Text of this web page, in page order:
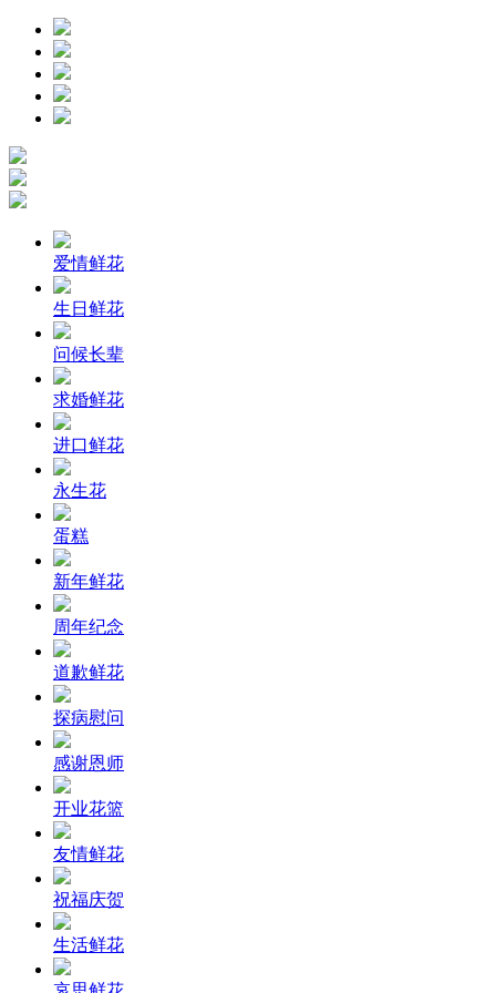
爱情鲜花
生日鲜花
问候长辈
求婚鲜花
进口鲜花
永生花
蛋糕
新年鲜花
周年纪念
道歉鲜花
探病慰问
感谢恩师
开业花篮
友情鲜花
祝福庆贺
生活鲜花